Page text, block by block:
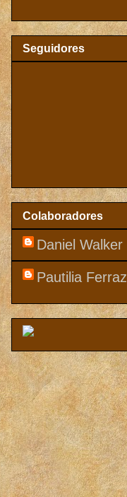
Seguidores
Colaboradores
Daniel Walker
Pautilia Ferraz